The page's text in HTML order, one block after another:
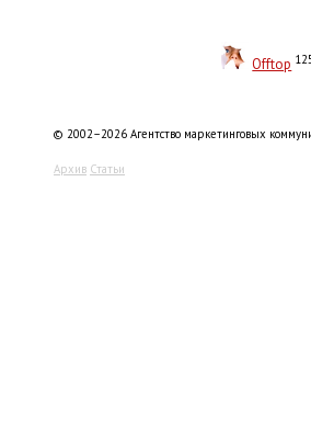
Offtop
© 2002–2026 Агентство маркетинговых
Архив Статьи